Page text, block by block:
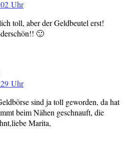
Uhr
toll, aber der Geldbeutel erst!
🙂
Uhr
sind ja toll geworden, da hat
beim Nähen geschnauft, die
Marita,